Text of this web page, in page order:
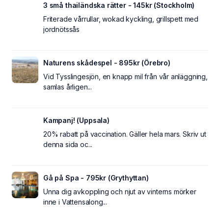
3 små thailändska rätter - 145kr (Stockholm)
Friterade vårrullar, wokad kyckling, grillspett med
jordnötssås
Naturens skådespel - 895kr (Örebro)
Vid Tysslingesjön, en knapp mil från vår anläggning,
samlas årligen...
Kampanj! (Uppsala)
20% rabatt på vaccination. Gäller hela mars. Skriv ut
denna sida oc...
Gå på Spa - 795kr (Grythyttan)
Unna dig avkoppling och njut av vinterns mörker
inne i Vattensalong...